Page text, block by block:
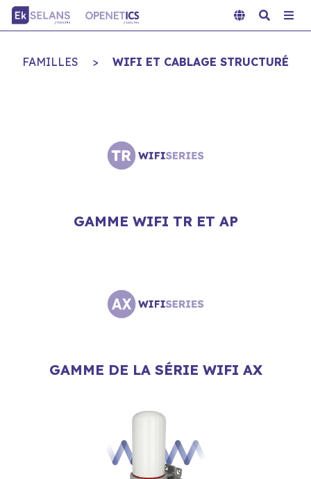
FAMILLES > WIFI ET CABLAGE STRUCTURÉ
GAMME WIFI TR ET AP
GAMME DE LA SÉRIE WIFI AX